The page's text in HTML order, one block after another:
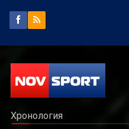
Хронология